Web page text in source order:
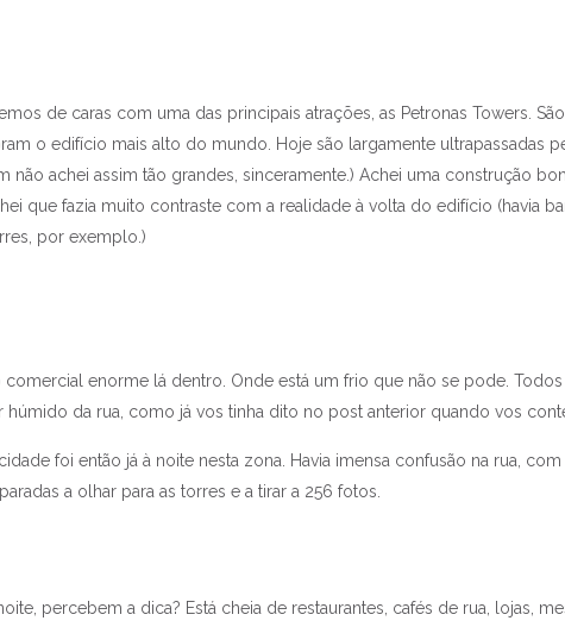
de caras com uma das principais atrações, as Petronas Towers.
o edifício mais alto do mundo. Hoje são largamente ultrapassadas
não achei assim tão grandes, sinceramente.) Achei uma construção
que fazia muito contraste com a realidade à volta do edifício (havia
por exemplo.)
enorme lá dentro. Onde está um frio que não se pode. Todos
da rua, como já vos tinha dito no post anterior quando vos
foi então já à noite nesta zona. Havia imensa confusão na rua,
a olhar para as torres e a tirar a 256 fotos.
percebem a dica? Está cheia de restaurantes, cafés de rua, lojas,